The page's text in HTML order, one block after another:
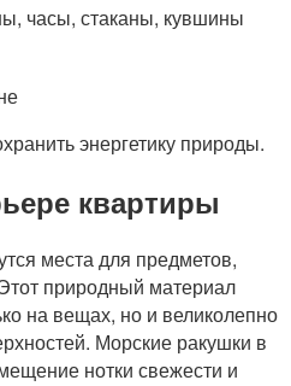
часы, стаканы, кувшины
энергетику природы.
квартиры
места для предметов,
природный материал
на вещах, но и великолепно
Морские ракушки в
нотки свежести и